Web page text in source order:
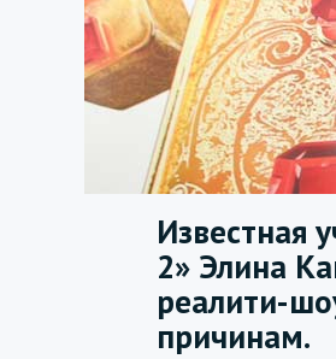
Известная
2» Элина
реалити-
причинам.